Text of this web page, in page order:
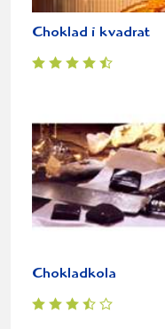
Choklad i kvadrat
Chokladkola